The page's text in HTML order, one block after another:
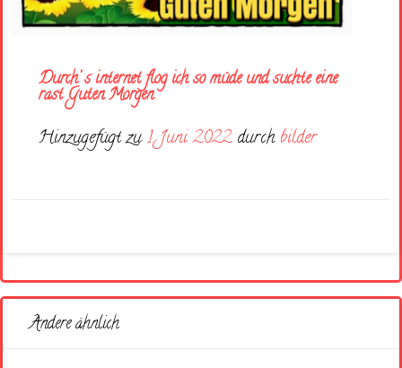
Durch’ s internet flog ich so müde und suchte eine
rast Guten Morgen
Hinzugefügt zu1. Juni 2022 durch bilder
Andere ähnlich